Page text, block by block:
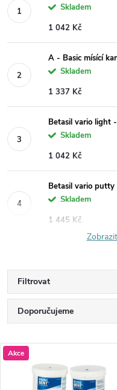
Skladem
1 042 Kč
A - Basic mísící
Skladem
1 337 Kč
Betasil vario light
Skladem
1 042 Kč
Betasil vario
Skladem
1 445 Kč
Filtrovat
Ř
a
Doporučujeme
Nejdražší
Nejprodávanější
V
Akce